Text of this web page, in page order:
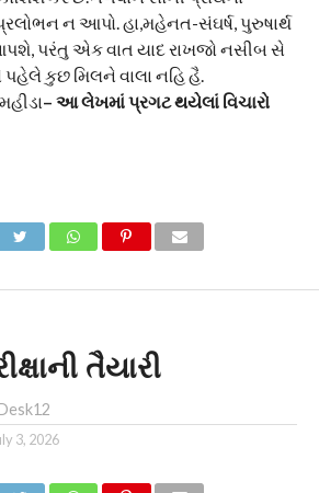
ન આપો. હા,મહેનત-સંઘર્ષ, પુરુષાર્થ
પરંતુ એક વાત યાદ રાખજો નસીબ સે
કુછ મિલને વાલા નહિ હૈ.
– આ લેખમાં પ્રગટ થયેલાં વિચારો
તૈયારી
3, 2026